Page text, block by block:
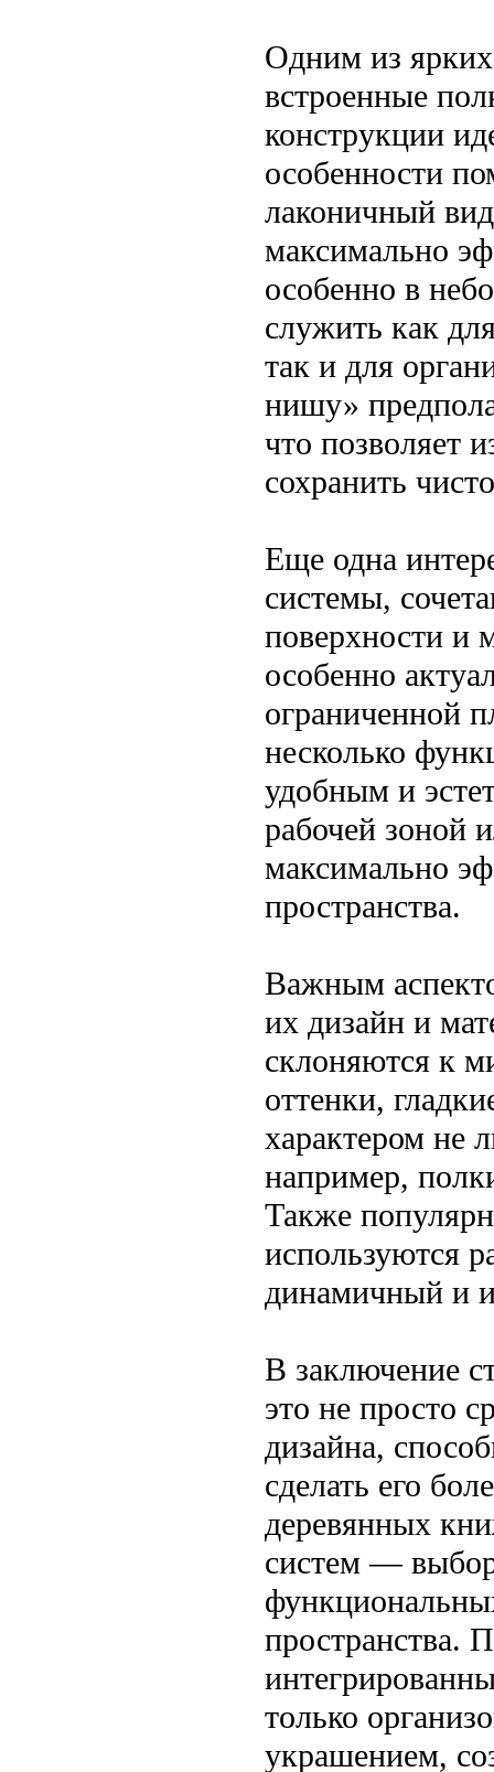
Одним из ярких
встроенные
конструкции
особенности
лаконичный
максимально
особенно в
служить как
так и для
нишу»
что позволяет
сохранить
Еще одна
системы,
поверхности и
особенно
ограниченной
несколько
удобным и
рабочей зоной
максимально
пространства.
Важным
их дизайн и
склоняются к
оттенки,
характером не
например,
Также
используются
динамичный и
В заключение
это не просто
дизайна,
сделать его
деревянных
систем —
пространства.
только
украшением,